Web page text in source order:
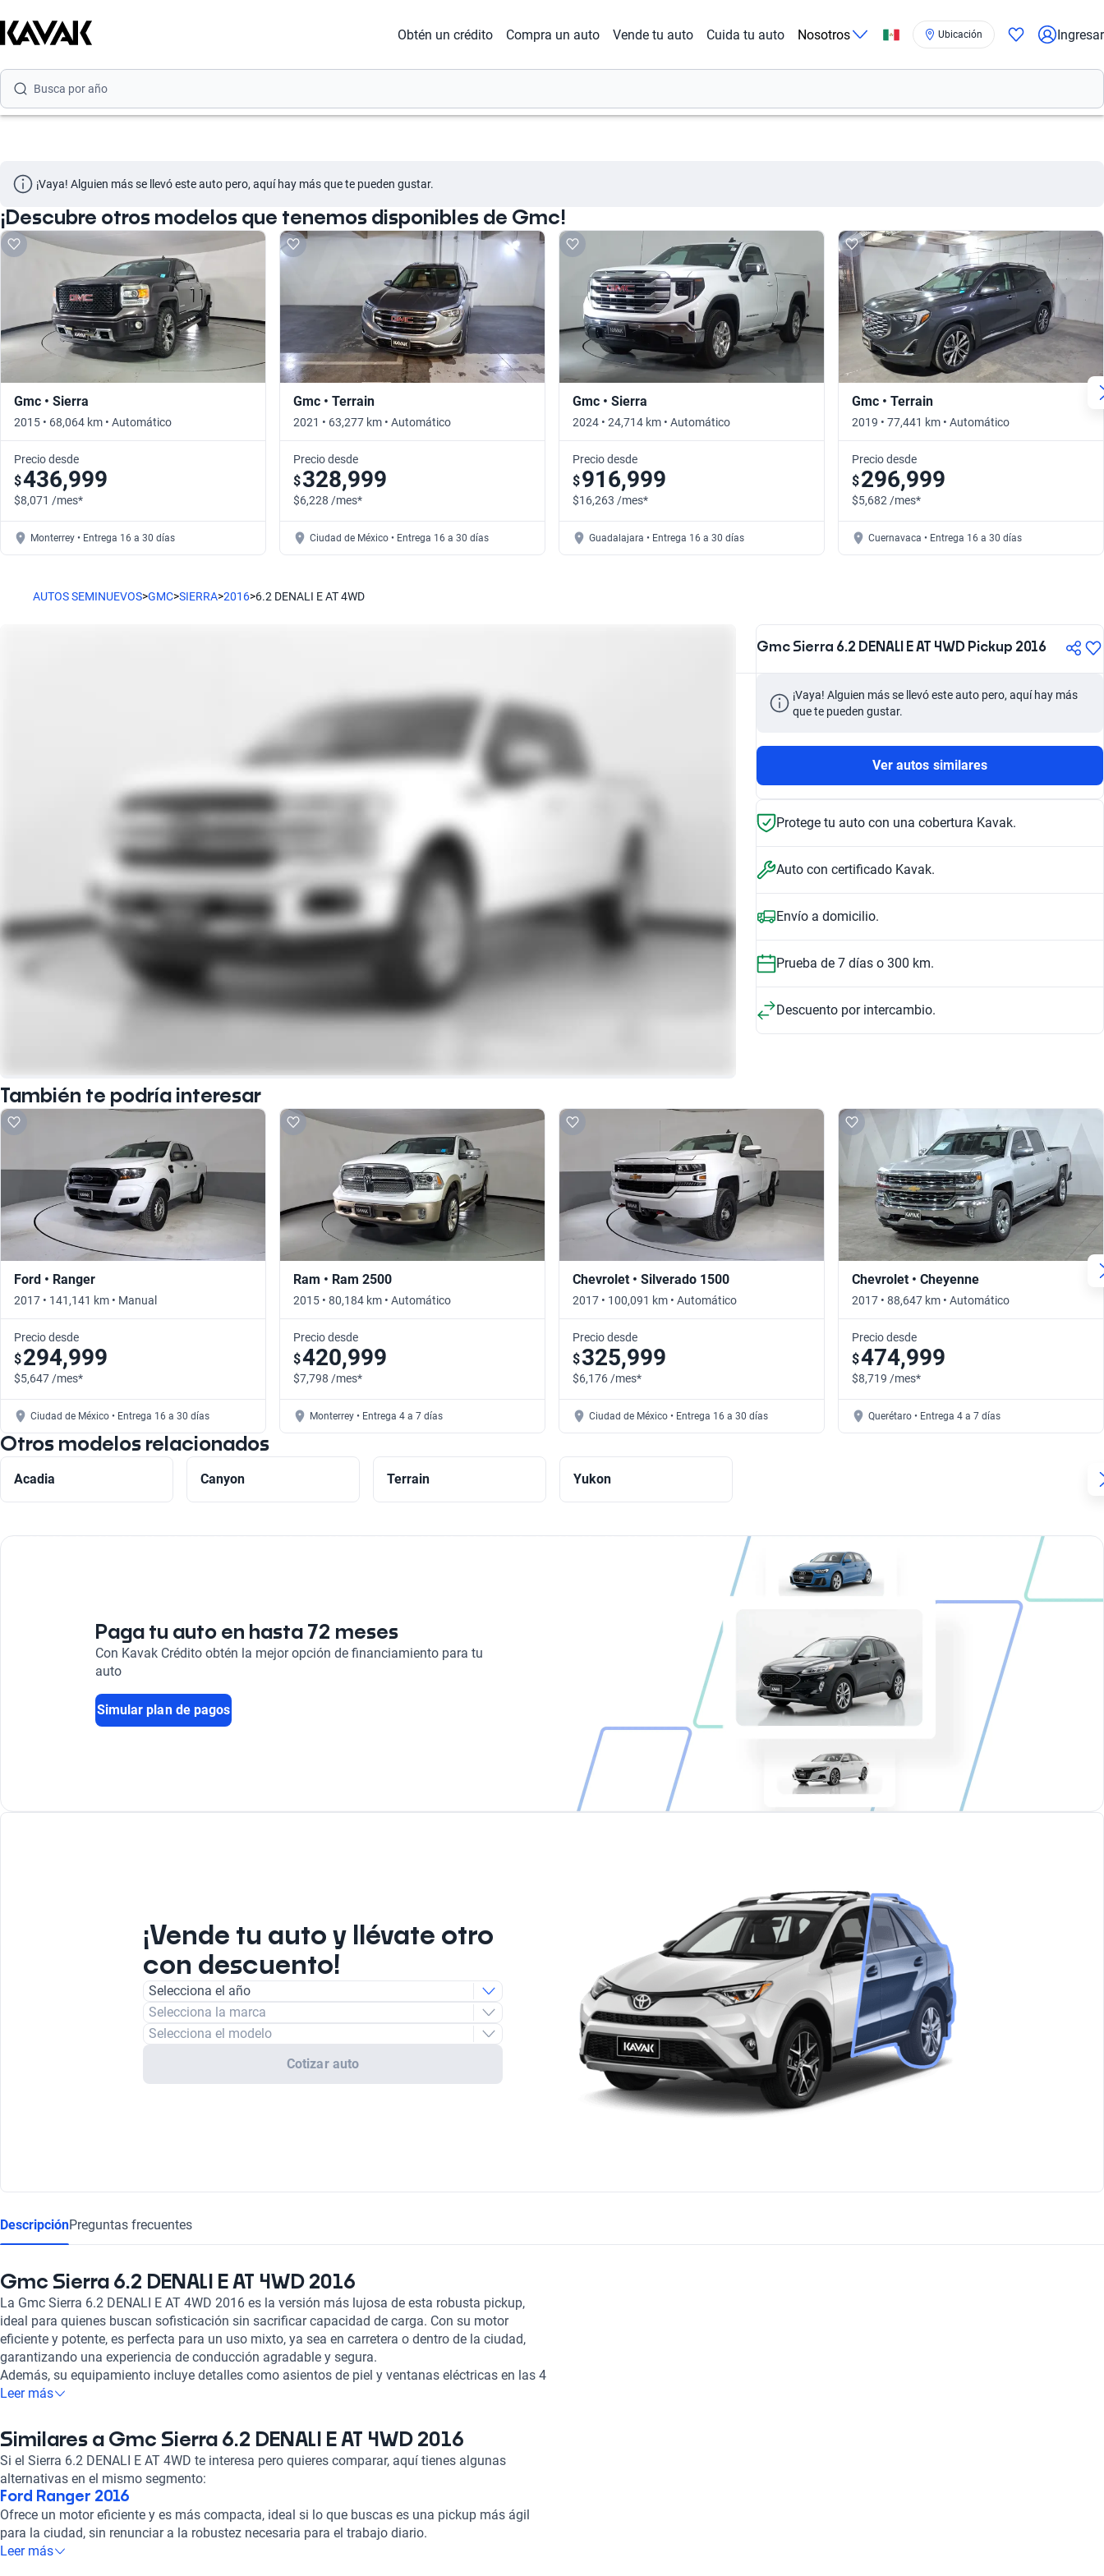
Obtén un crédito Compra un auto Vende tu auto Cuida tu auto Nosotros Ubicación Ingresar
Busca por marca
¡Vaya! Alguien más se llevó este auto pero, aquí hay más que te pueden gustar.
¡Descubre otros modelos que tenemos disponibles de Gmc!
Gmc • Sierra
2015 • 68,064 km • Automático
Precio desde
$436,999
$8,071 /mes*
Monterrey • Entrega 16 a 30 días
Gmc • Terrain
2021 • 63,277 km • Automático
Precio desde
$328,999
$6,228 /mes*
Ciudad de México • Entrega 16 a 30 días
Gmc • Sierra
2024 • 24,714 km • Automático
Precio desde
$916,999
$16,263 /mes*
Guadalajara • Entrega 16 a 30 días
Gmc • Terrain
2019 • 77,441 km • Automático
Precio desde
$296,999
$5,682 /mes*
Cuernavaca • Entrega 16 a 30 días
AUTOS SEMINUEVOS>GMC>SIERRA>2016>6.2 DENALI E AT 4WD
Gmc Sierra 6.2 DENALI E AT 4WD Pickup 2016
¡Vaya! Alguien más se llevó este auto pero, aquí hay más
que te pueden gustar.
Ver autos similares
Protege tu auto con una cobertura Kavak.
Auto con certificado Kavak.
Envío a domicilio.
Prueba de 7 días o 300 km.
Descuento por intercambio.
También te podría interesar
Ford • Ranger
2017 • 141,141 km • Manual
Precio desde
$294,999
$5,647 /mes*
Ciudad de México • Entrega 16 a 30 días
Ram • Ram 2500
2015 • 80,184 km • Automático
Precio desde
$420,999
$7,798 /mes*
Monterrey • Entrega 4 a 7 días
Chevrolet • Silverado 1500
2017 • 100,091 km • Automático
Precio desde
$325,999
$6,176 /mes*
Ciudad de México • Entrega 16 a 30 días
Chevrolet • Cheyenne
2017 • 88,647 km • Automático
Precio desde
$474,999
$8,719 /mes*
Querétaro • Entrega 4 a 7 días
Otros modelos relacionados
Acadia Canyon Terrain Yukon
Paga tu auto en hasta 72 meses
Con Kavak Crédito obtén la mejor opción de financiamiento para tu
auto
Simular plan de pagos
¡Vende tu auto y llévate otro
con descuento!
Selecciona el año
Selecciona la marca
Selecciona el modelo
Cotizar auto
DescripciónPreguntas frecuentes
Gmc Sierra 6.2 DENALI E AT 4WD 2016
La Gmc Sierra 6.2 DENALI E AT 4WD 2016 es la versión más lujosa de esta robusta pickup,
ideal para quienes buscan sofisticación sin sacrificar capacidad de carga. Con su motor
eficiente y potente, es perfecta para un uso mixto, ya sea en carretera o dentro de la ciudad,
garantizando una experiencia de conducción agradable y segura.
Además, su equipamiento incluye detalles como asientos de piel y ventanas eléctricas en las 4
puertas para una mayor comodidad, mientras que el sistema de luces de niebla asegura
eficiencia de combustible, e integra tecnología moderna como Apple CarPlay para disfrutar de
tus aplicaciones favoritas al volante.
¿Es el Gmc Sierra 6.2 DENALI E AT 4WD para ti?
Este vehículo es ideal para quienes valoran el lujo y la funcionalidad en una pickup. Si
necesitas un vehículo para trabajo y placer, con espacio y equipamiento premium, el Sierra 6.2
puede ser tu elección perfecta. Sí es para ti si: prefieres una pickup de 4 puertas con capacidad
para 5 personas, valoras la conducción 4x4 para mayor control en diferentes terrenos, y deseas
un interior bien equipado con tecnología moderna. No es para ti si: buscas un vehículo pequeño
Leer más
Similares a Gmc Sierra 6.2 DENALI E AT 4WD 2016
Si el Sierra 6.2 DENALI E AT 4WD te interesa pero quieres comparar, aquí tienes algunas
alternativas en el mismo segmento:
Ford Ranger 2016
Ofrece un motor eficiente y es más compacta, ideal si lo que buscas es una pickup más ágil
para la ciudad, sin renunciar a la robustez necesaria para el trabajo diario.
Volkswagen Amarok 2016
Leer más